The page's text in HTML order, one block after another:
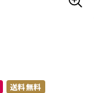
楽器アクセサリ
送料無料